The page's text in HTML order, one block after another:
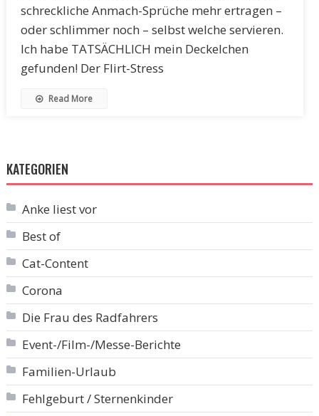
schreckliche Anmach-Sprüche mehr ertragen –
oder schlimmer noch – selbst welche servieren.
Ich habe TATSÄCHLICH mein Deckelchen
gefunden! Der Flirt-Stress
Read More
KATEGORIEN
Anke liest vor
Best of
Cat-Content
Corona
Die Frau des Radfahrers
Event-/Film-/Messe-Berichte
Familien-Urlaub
Fehlgeburt / Sternenkinder